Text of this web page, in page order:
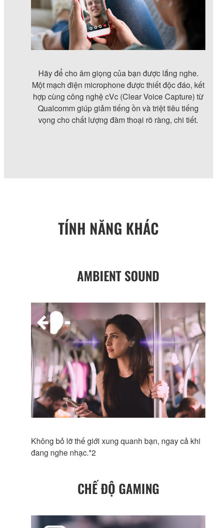
Hãy để cho âm giọng của bạn được lắng nghe.
Một mạch điện microphone được thiết độc đáo, kết
hợp cùng công nghệ cVc (Clear Voice Capture) từ
Qualcomm giúp giảm tiếng ồn và triệt tiêu tiếng
vọng cho chất lượng đàm thoại rõ ràng, chi tiết.
TÍNH NĂNG KHÁC
AMBIENT SOUND
Không bỏ lỡ thế giới xung quanh bạn, ngay cả khi
đang nghe nhạc.*2
CHẾ ĐỘ GAMING